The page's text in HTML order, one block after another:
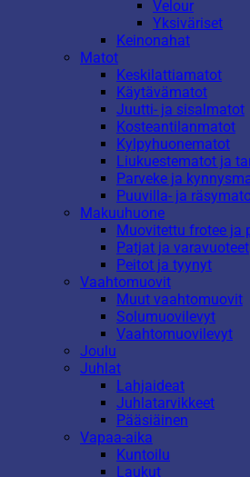
Velour
Yksiväriset
Keinonahat
Matot
Keskilattiamatot
Käytävämatot
Juutti- ja sisalmatot
Kosteantilanmatot
Kylpyhuonematot
Liukuestematot ja
Parveke ja
Puuvilla- ja
Makuuhuone
Muovitettu frotee ja
Patjat ja varavuoteet
Peitot ja tyynyt
Vaahtomuovit
Muut vaahtomuovit
Solumuovilevyt
Vaahtomuovilevyt
Joulu
Juhlat
Lahjaideat
Juhlatarvikkeet
Pääsiäinen
Vapaa-aika
Kuntoilu
Laukut